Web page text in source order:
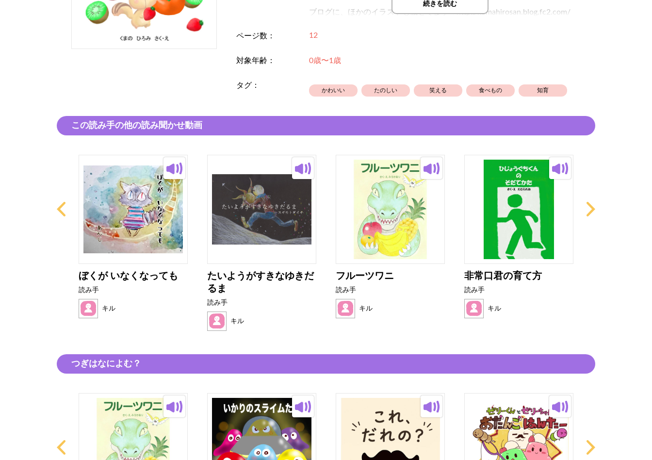
ブログに、ほかのイラストも載せてます→http://kumahirosan.blog.fc2.com/
続きを読む
ページ数： 12
対象年齢： 0歳〜1歳
タグ：
かわいい たのしい 笑える 食べもの 知育
この読み手の他の読み聞かせ動画
ぼくが いなくなっても
読み手
キル
たいようがすきなゆきだ
るま
読み手
キル
フルーツワニ
読み手
キル
非常口君の育て方
読み手
キル
つぎはなによむ？